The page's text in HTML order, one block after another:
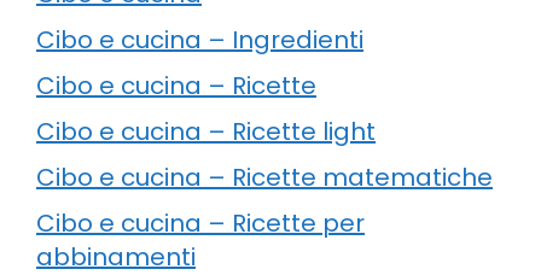
Cibo e cucina – Ingredienti
Cibo e cucina – Ricette
Cibo e cucina – Ricette light
Cibo e cucina – Ricette matematiche
Cibo e cucina – Ricette per
abbinamenti